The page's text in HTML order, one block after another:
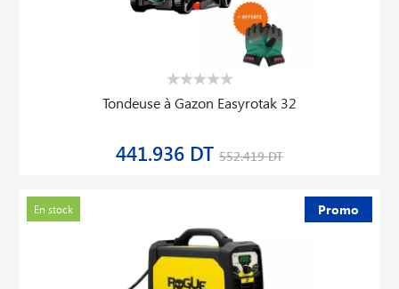
Tondeuse à Gazon Easyrotak 32
441.936 DT 552.419 DT
Promo
En stock